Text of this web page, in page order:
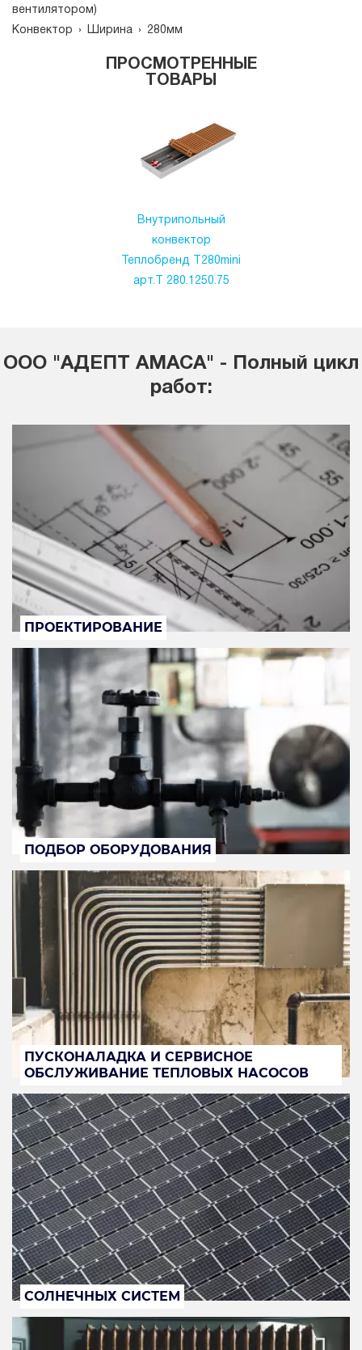
вентилятором)
Конвектор
› Ширина › 280мм
ПРОСМОТРЕННЫЕ
ТОВАРЫ
Внутрипольный
конвектор
Теплобренд T280mini
арт.T 280.1250.75
ООО "АДЕПТ АМАСА" - Полный цикл
работ:
ПРОЕКТИРОВАНИЕ
ПОДБОР ОБОРУДОВАНИЯ
ПУСКОНАЛАДКА И СЕРВИСНОЕ
ОБСЛУЖИВАНИЕ ТЕПЛОВЫХ НАСОСОВ
СОЛНЕЧНЫХ СИСТЕМ